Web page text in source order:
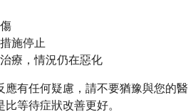
施停止
療，情況仍在惡化
應有任何疑慮，請不要猶豫與您的醫
等待症狀改善更好。